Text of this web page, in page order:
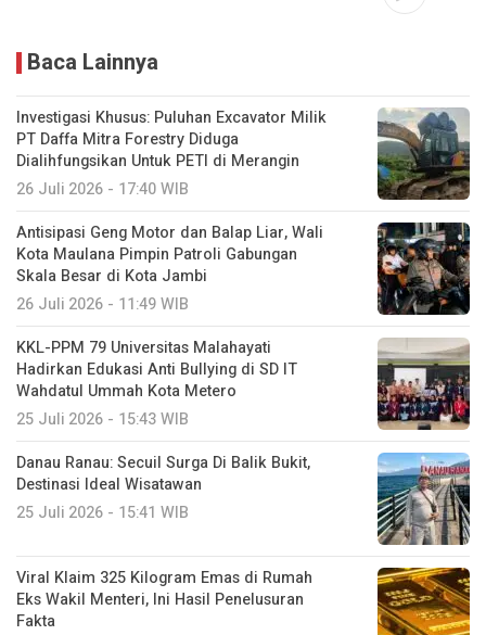
Baca Lainnya
Investigasi Khusus: Puluhan Excavator Milik
PT Daffa Mitra Forestry Diduga
Dialihfungsikan Untuk PETI di Merangin
26 Juli 2026 - 17:40 WIB
Antisipasi Geng Motor dan Balap Liar, Wali
Kota Maulana Pimpin Patroli Gabungan
Skala Besar di Kota Jambi
26 Juli 2026 - 11:49 WIB
KKL-PPM 79 Universitas Malahayati
Hadirkan Edukasi Anti Bullying di SD IT
Wahdatul Ummah Kota Metero
25 Juli 2026 - 15:43 WIB
Danau Ranau: Secuil Surga Di Balik Bukit,
Destinasi Ideal Wisatawan
25 Juli 2026 - 15:41 WIB
Viral Klaim 325 Kilogram Emas di Rumah
Eks Wakil Menteri, Ini Hasil Penelusuran
Fakta